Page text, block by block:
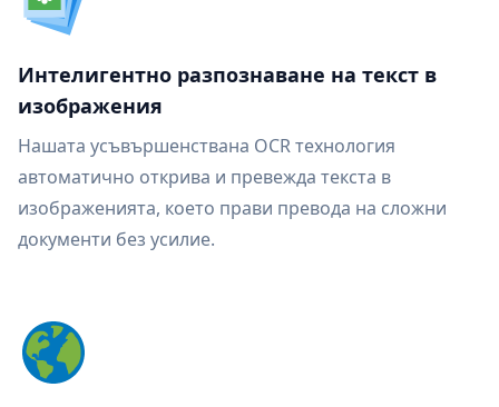
Интелигентно разпознаване на текст в
изображения
Нашата усъвършенствана OCR технология
автоматично открива и превежда текста в
изображенията, което прави превода на сложни
документи без усилие.